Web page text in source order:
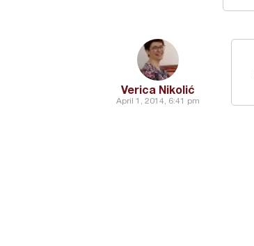
Verica Nikolić
April 1, 2014, 6:41 pm